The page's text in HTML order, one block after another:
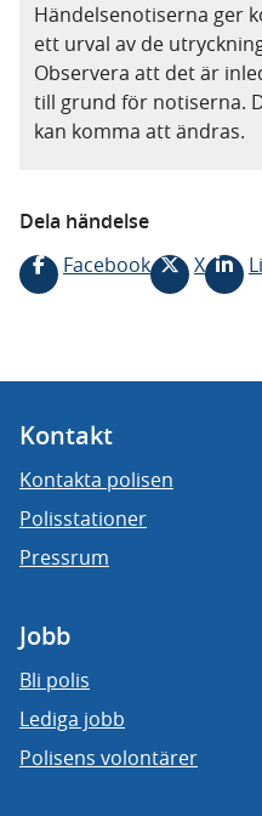
Händelsenotiserna ger
ett urval av de
Observera att det är
till grund för notiserna.
kan komma att ändras.
Dela händelse
Facebook
X
Kontakt
Kontakta polisen
Polisstationer
Pressrum
Jobb
Bli polis
Lediga jobb
Polisens volontärer